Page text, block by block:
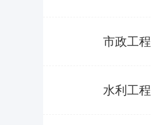
市政工程
水利工程